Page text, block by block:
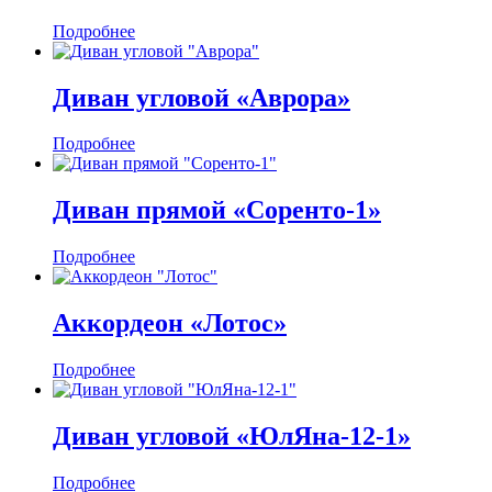
Подробнее
Диван угловой «Аврора»
Подробнее
Диван прямой «Соренто-1»
Подробнее
Аккордеон «Лотос»
Подробнее
Диван угловой «ЮлЯна-12-1»
Подробнее